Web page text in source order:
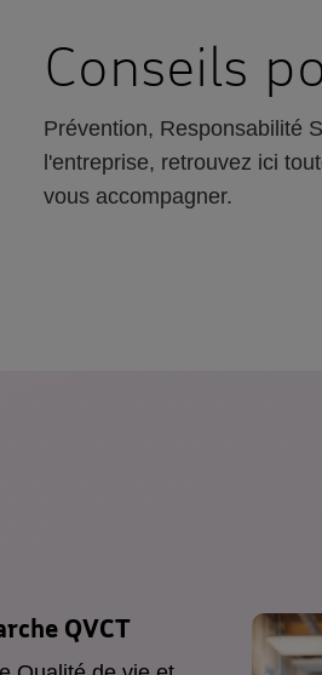
Conseils
Prévention, Responsabilité
l'entreprise, retrouvez ici
vous accompagner.
QVCT